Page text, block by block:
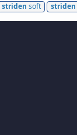
striden soft striden